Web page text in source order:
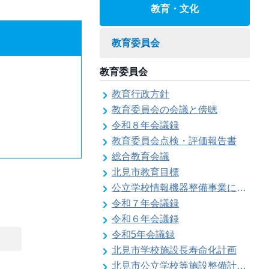
教育・文化
教育委員会
教育委員会
教育行政方針
教育委員会の会議と傍聴
令和８年会議録
教育委員会点検・評価報告書
総合教育会議
北見市教育目標
公立学校情報機器整備事業に係る各種計画の策定
令和７年会議録
令和６年会議録
令和5年会議録
北見市学校施設長寿命化計画
北見市公立学校等施設整備計画のお知らせ